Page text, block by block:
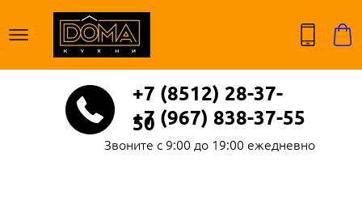
+7 (8512) 28-37-
50
Звоните с 9:00 до 19:00 ежедневно
+7 (967) 838-37-55